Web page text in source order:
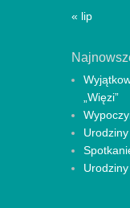
« lip
„Więzi”